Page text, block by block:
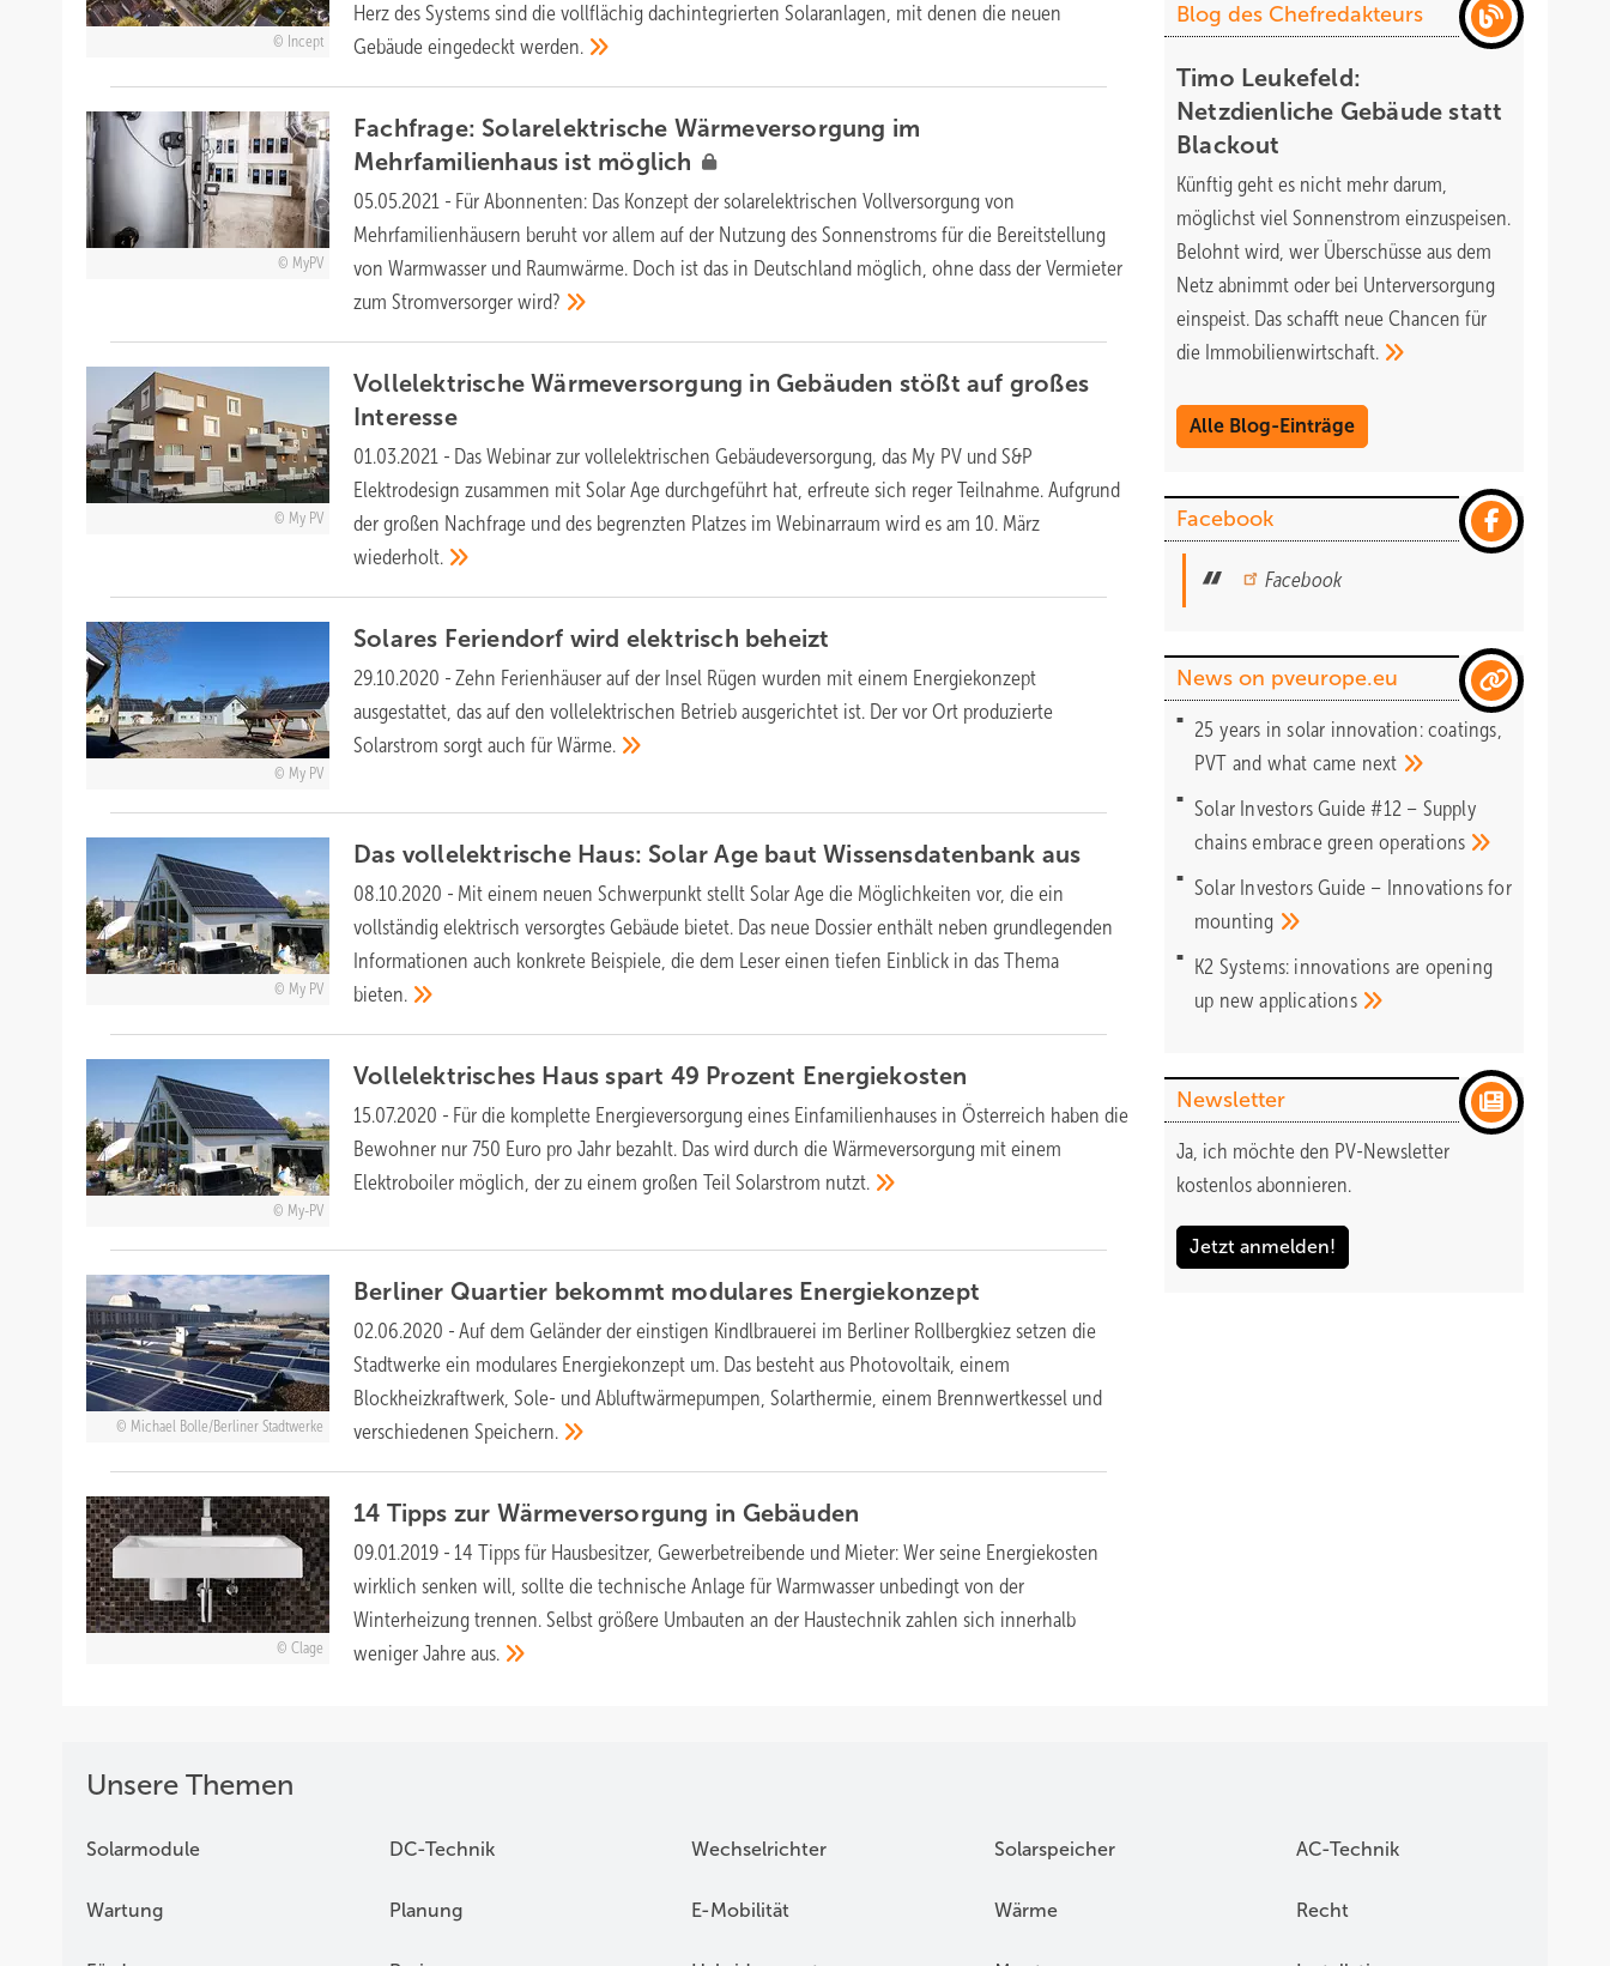
Incept
Herz des Systems sind die vollflächig dachintegrierten Solaranlagen, mit denen die neuen
Gebäude eingedecktwerden.
MyPV
Fachfrage: Solarelektrische Wärmeversorgung im
Mehrfamilienhaus ist möglich
05.05.2021 - Für Abonnenten: Das Konzept der solarelektrischen Vollversorgung von
Mehrfamilienhäusern beruht vor allem auf der Nutzung des Sonnenstroms für die Bereitstellung
von Warmwasser und Raumwärme. Doch ist das in Deutschland möglich, ohne dass der Vermieter
zum Stromversorgerwird?
My PV
Vollelektrische Wärmeversorgung in Gebäuden stößt auf großes
Interesse
01.03.2021 - Das Webinar zur vollelektrischen Gebäudeversorgung, das My PV und S&P
Elektrodesign zusammen mit Solar Age durchgeführt hat, erfreute sich reger Teilnahme. Aufgrund
der großen Nachfrage und des begrenzten Platzes im Webinarraum wird es am 10. März
wiederholt.
My PV
Solares Feriendorf wird elektrisch beheizt
29.10.2020 - Zehn Ferienhäuser auf der Insel Rügen wurden mit einem Energiekonzept
ausgestattet, das auf den vollelektrischen Betrieb ausgerichtet ist. Der vor Ort produzierte
Solarstrom sorgt auch fürWärme.
My PV
Das vollelektrische Haus: Solar Age baut Wissensdatenbank aus
08.10.2020 - Mit einem neuen Schwerpunkt stellt Solar Age die Möglichkeiten vor, die ein
vollständig elektrisch versorgtes Gebäude bietet. Das neue Dossier enthält neben grundlegenden
Informationen auch konkrete Beispiele, die dem Leser einen tiefen Einblick in das Thema
bieten.
My-PV
Vollelektrisches Haus spart 49 Prozent Energiekosten
15.07.2020 - Für die komplette Energieversorgung eines Einfamilienhauses in Österreich haben die
Bewohner nur 750 Euro pro Jahr bezahlt. Das wird durch die Wärmeversorgung mit einem
Elektroboiler möglich, der zu einem großen Teil Solarstrom nutzt.
Michael Bolle/Berliner Stadtwerke
Berliner Quartier bekommt modulares Energiekonzept
02.06.2020 - Auf dem Geländer der einstigen Kindlbrauerei im Berliner Rollbergkiez setzen die
Stadtwerke ein modulares Energiekonzept um. Das besteht aus Photovoltaik, einem
Blockheizkraftwerk, Sole- und Abluftwärmepumpen, Solarthermie, einem Brennwertkessel und
verschiedenenSpeichern.
Clage
14 Tipps zur Wärmeversorgung in Gebäuden
09.01.2019 - 14 Tipps für Hausbesitzer, Gewerbetreibende und Mieter: Wer seine Energiekosten
wirklich senken will, sollte die technische Anlage für Warmwasser unbedingt von der
Winterheizung trennen. Selbst größere Umbauten an der Haustechnik zahlen sich innerhalb
weniger Jahreaus.
Blog des Chefredakteurs
Timo Leukefeld:
Netzdienliche Gebäude statt
Blackout
Künftig geht es nicht mehr darum,
möglichst viel Sonnenstrom einzuspeisen.
Belohnt wird, wer Überschüsse aus dem
Netz abnimmt oder bei Unterversorgung
einspeist. Das schafft neue Chancen für
die Immobilienwirtschaft.
Alle Blog-Einträge
Facebook
Facebook
News on pveurope.eu
25 years in solar innovation: coatings,
PVT and what came next
Solar Investors Guide #12 – Supply
chains embrace greenoperations
Solar Investors Guide – Innovations for
mounting
K2 Systems: innovations are opening
up newapplications
Newsletter
Ja, ich möchte den PV-Newsletter
kostenlos abonnieren.
Jetzt anmelden!
Unsere Themen
Solarmodule DC-Technik Wechselrichter Solarspeicher AC-Technik
Wartung Planung E-Mobilität Wärme Recht